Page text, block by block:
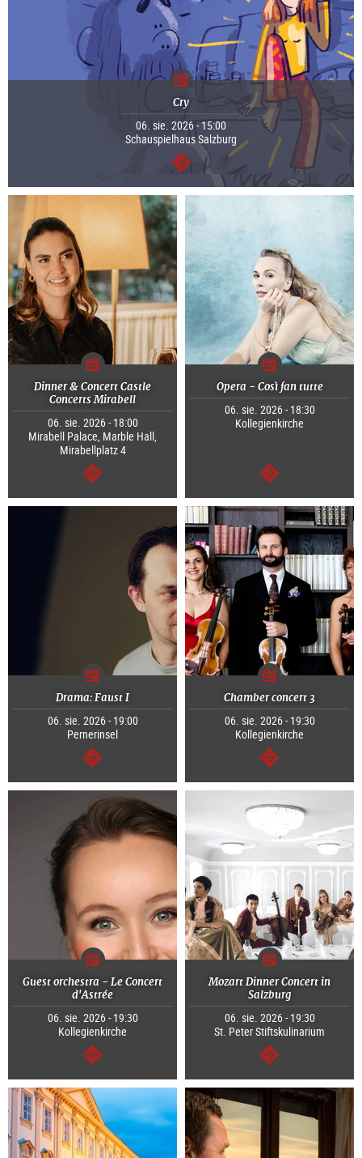
Cry
06. sie. 2026 - 15:00
Schauspielhaus Salzburg
dalej
Dinner & Concert Castle
Concerts Mirabell
06. sie. 2026 - 18:00
Mirabell Palace, Marble Hall,
Mirabellplatz 4
dalej
Opera - Così fan tutte
06. sie. 2026 - 18:30
Kollegienkirche
dalej
Drama: Faust I
06. sie. 2026 - 19:00
Pernerinsel
dalej
Chamber concert 3
06. sie. 2026 - 19:30
Kollegienkirche
dalej
Guest orchestra - Le Concert
d'Astrée
06. sie. 2026 - 19:30
Kollegienkirche
dalej
Mozart Dinner Concert in
Salzburg
06. sie. 2026 - 19:30
St. Peter Stiftskulinarium
dalej